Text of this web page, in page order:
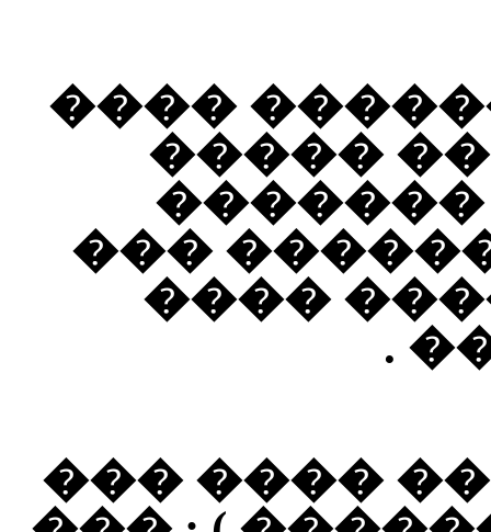
����� ���
�����
������
���� ��
����